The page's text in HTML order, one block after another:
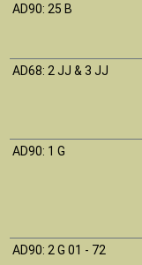
AD90: 25 B
AD68: 2 JJ & 3 JJ
AD90: 1 G
AD90: 2 G 01 - 72